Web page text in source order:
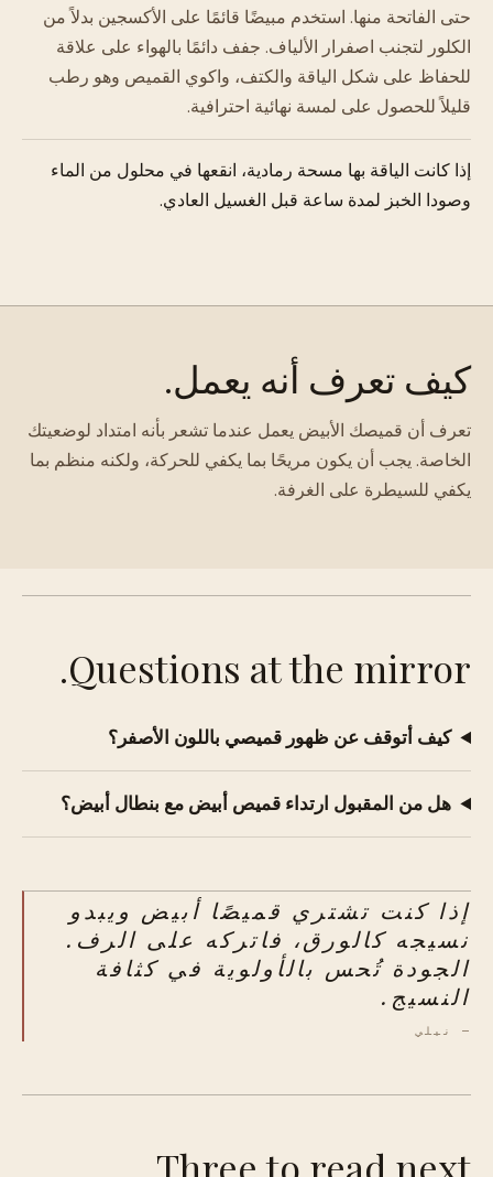
حتى الفاتحة منها. استخدم مبيضًا قائمًا على الأكسجين بدلاً من
الكلور لتجنب اصفرار الألياف. جفف دائمًا بالهواء على علاقة
للحفاظ على شكل الياقة والكتف، واكوي القميص وهو رطب
قليلاً للحصول على لمسة نهائية احترافية.
إذا كانت الياقة بها مسحة رمادية، انقعها في محلول من الماء
وصودا الخبز لمدة ساعة قبل الغسيل العادي.
كيف تعرف أنه يعمل.
تعرف أن قميصك الأبيض يعمل عندما تشعر بأنه امتداد لوضعيتك
الخاصة. يجب أن يكون مريحًا بما يكفي للحركة، ولكنه منظم بما
يكفي للسيطرة على الغرفة.
Questions at the mirror.
كيف أتوقف عن ظهور قميصي باللون الأصفر؟
هل من المقبول ارتداء قميص أبيض مع بنطال أبيض؟
إذا كنت تشتري قميصًا أبيض ويبدو
نسيجه كالورق، فاتركه على الرف.
الجودة تُحس بالأولوية في كثافة
النسيج.
— نيلي